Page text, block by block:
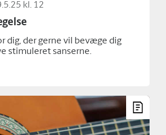
kl. 12
dig, der gerne vil bevæge dig
stimuleret sanserne.